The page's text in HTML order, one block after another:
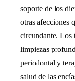
soporte de los
otras afecciones
circundante. Los
limpiezas
periodontal y
salud de las